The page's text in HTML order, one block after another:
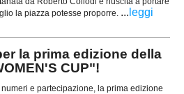
la piazza potesse proporre. ... leggi
la prima edizione della
CUP"!
e partecipazione, la prima edizione